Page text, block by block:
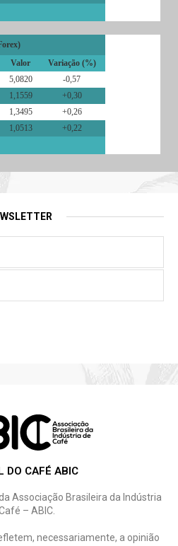
Valor
Variação (%)
5,0820
-0,57
1,1559
+0,30
1,3495
+0,26
1,0513
+0,22
DO CAFÉ ABIC
Associação Brasileira da Indústria
– ABIC.
necessariamente, a opinião